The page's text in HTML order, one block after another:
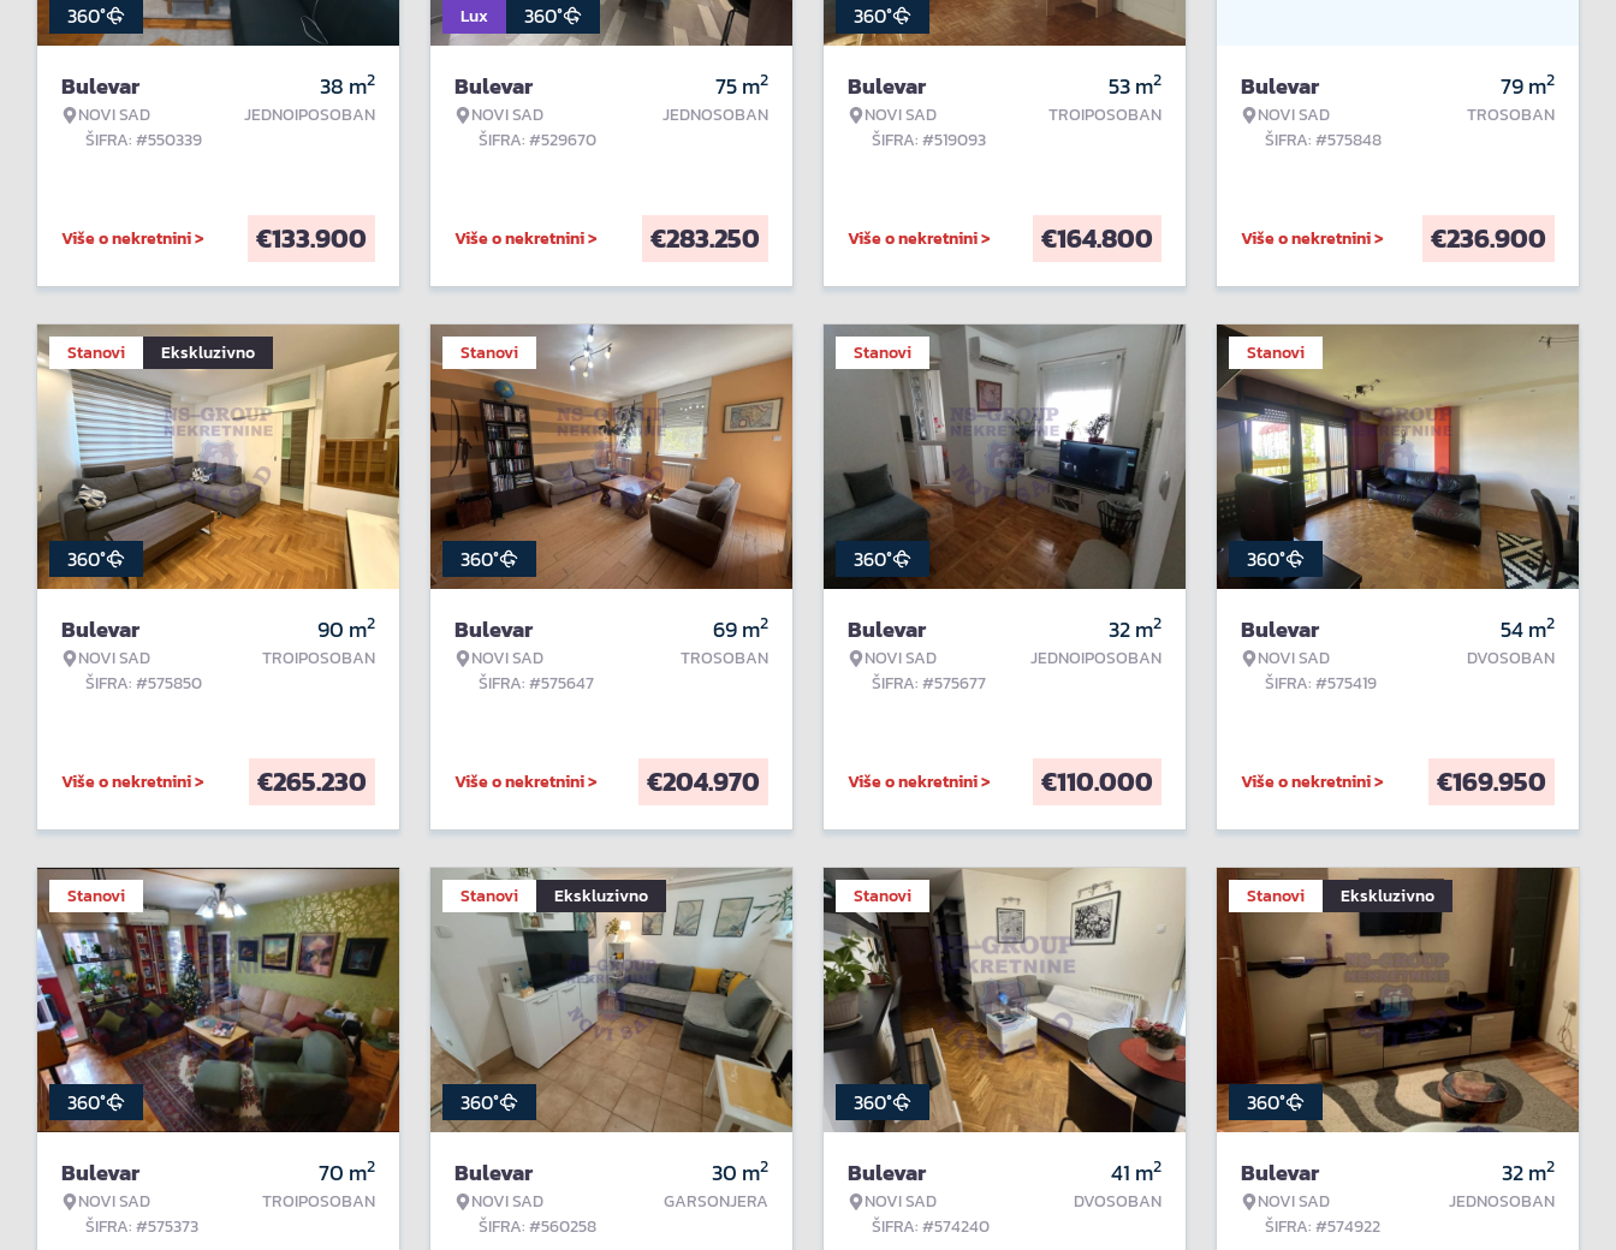
360°
Bulevar
NOVI SAD
ŠIFRA: #550339
38 m2
JEDNOIPOSOBAN
Više o nekretnini > €133.900
Lux 360°
Bulevar
NOVI SAD
ŠIFRA: #529670
75m2
JEDNOSOBAN
Više o nekretnini > €283.250
360°
Bulevar
NOVI SAD
ŠIFRA: #519093
53m2
TROIPOSOBAN
Više o nekretnini > €164.800
Bulevar
NOVI SAD
ŠIFRA: #575848
79m2
TROSOBAN
Više o nekretnini > €236.900
Stanovi Ekskluzivno
360°
Bulevar
NOVI SAD
ŠIFRA: #575850
90 m2
TROIPOSOBAN
Više o nekretnini > €265.230
Stanovi
360°
Bulevar
NOVI SAD
ŠIFRA: #575647
69m2
TROSOBAN
Više o nekretnini > €204.970
Stanovi
360°
Bulevar
NOVI SAD
ŠIFRA: #575677
32m2
JEDNOIPOSOBAN
Više o nekretnini > €110.000
Stanovi
360°
Bulevar
NOVI SAD
ŠIFRA: #575419
54m2
DVOSOBAN
Više o nekretnini > €169.950
Stanovi
360°
Bulevar
NOVI SAD
ŠIFRA: #575373
70 m2
TROIPOSOBAN
Stanovi Ekskluzivno
360°
Bulevar
NOVI SAD
ŠIFRA: #560258
30 m2
GARSONJERA
Stanovi
360°
Bulevar
NOVI SAD
ŠIFRA: #574240
41 m2
DVOSOBAN
Stanovi Ekskluzivno
360°
Bulevar
NOVI SAD
ŠIFRA: #574922
32m2
JEDNOSOBAN